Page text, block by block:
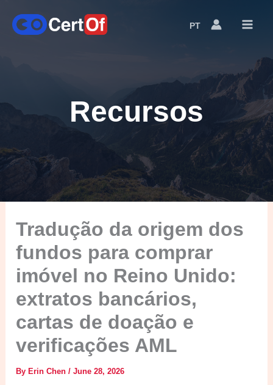
PTLanguage
Recursos
Tradução da origem dos
fundos para comprar
imóvel no Reino Unido:
extratos bancários,
cartas de doação e
verificações AML
ByErin Chen/June 28, 2026